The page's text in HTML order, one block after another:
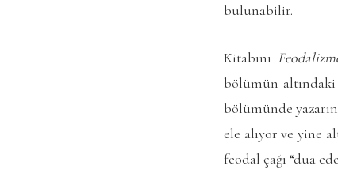
bulunabilir.
Kitabını
bölümün
bölümünde
ele alıyor ve yine
feodal çağı “dua